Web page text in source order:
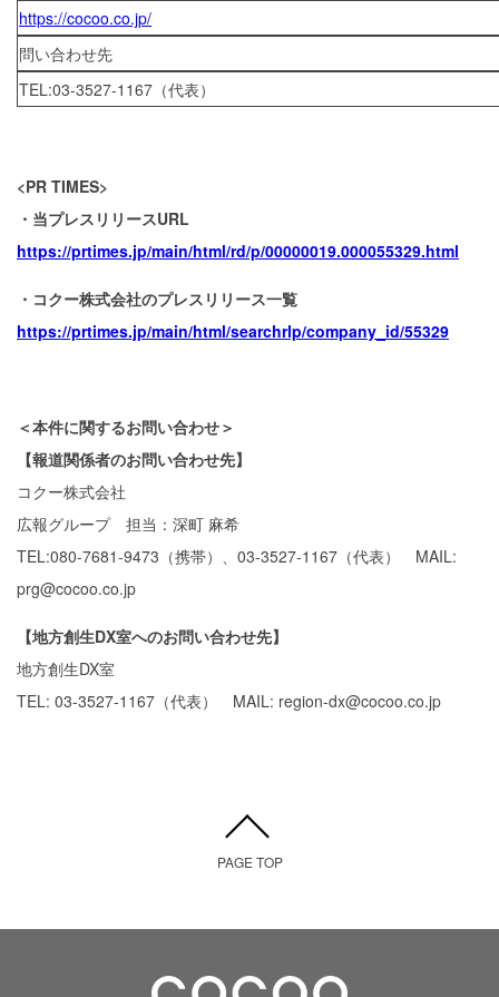
https://cocoo.co.jp/
問い合わせ先
TEL:03-3527-1167（代表）
<PR TIMES>
・当プレスリリースURL
https://prtimes.jp/main/html/rd/p/00000019.000055329.html
・コクー株式会社のプレスリリース⼀覧
https://prtimes.jp/main/html/searchrlp/company_id/55329
＜本件に関するお問い合わせ＞
【報道関係者のお問い合わせ先】
コクー株式会社
広報グループ 担当：深町 麻希
TEL:080-7681-9473（携帯）、03-3527-1167（代表） MAIL:
prg@cocoo.co.jp
【地方創生DX室へのお問い合わせ先】
地方創生DX室
TEL: 03-3527-1167（代表） MAIL: region-dx@cocoo.co.jp
PAGE TOP